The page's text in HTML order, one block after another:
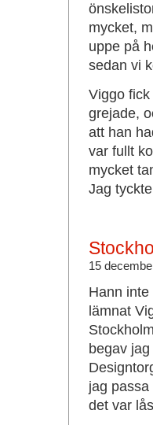
mycket,
uppe på
sedan vi
Viggo
grejade,
att han
var fullt
mycket
Jag
15
Hann
lämnat
begav
jag
det var